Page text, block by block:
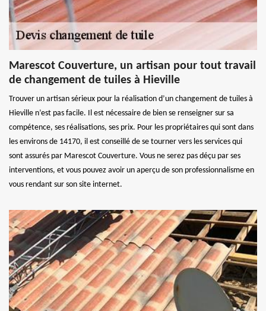
Marescot Couverture, un artisan pour tout travail
de changement de tuiles à Hieville
Trouver un artisan sérieux pour la réalisation d’un changement de tuiles à
Hieville n’est pas facile. Il est nécessaire de bien se renseigner sur sa
compétence, ses réalisations, ses prix. Pour les propriétaires qui sont dans
les environs de 14170, il est conseillé de se tourner vers les services qui
sont assurés par Marescot Couverture. Vous ne serez pas déçu par ses
interventions, et vous pouvez avoir un aperçu de son professionnalisme en
vous rendant sur son site internet.